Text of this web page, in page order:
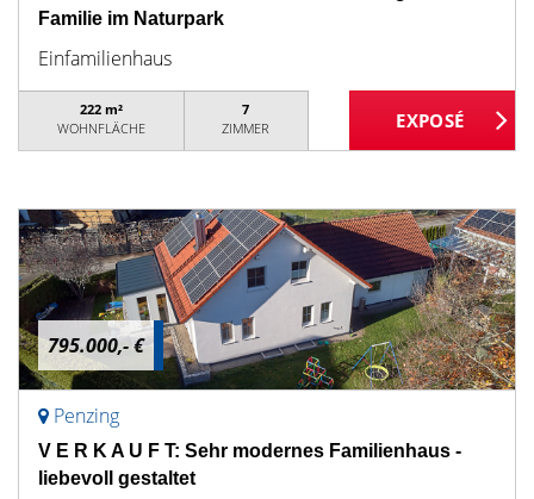
Familie im Naturpark
Einfamilienhaus
222 m²
WOHNFLÄCHE
7
ZIMMER
795.000,- €
Penzing
V E R K A U F T: Sehr modernes Familienhaus -
liebevoll gestaltet